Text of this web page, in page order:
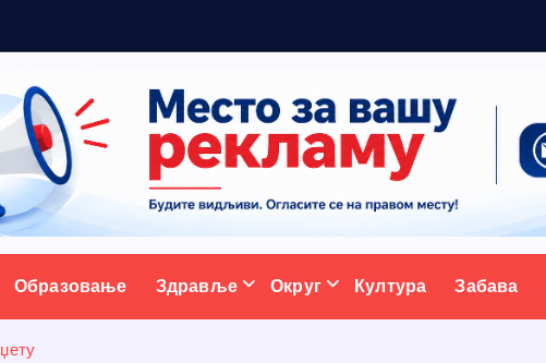
портал
Образовање Здравље Округ Култура Забава